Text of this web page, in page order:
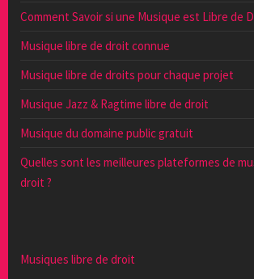
Comment Savoir si une Musique est Libre de
Musique libre de droit connue
Musique libre de droits pour chaque projet
Musique Jazz & Ragtime libre de droit
Musique du domaine public gratuit
Quelles sont les meilleures plateformes de
droit ?
Musiques libre de droit